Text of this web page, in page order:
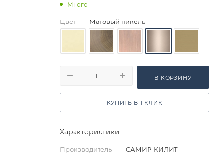
Много
Цвет — Матовый никель
В КОРЗИНУ
КУПИТЬ В 1 КЛИК
Характеристики
Производитель — САМИР-КИЛИТ